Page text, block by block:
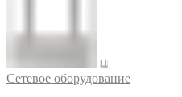
Cетевое оборудование